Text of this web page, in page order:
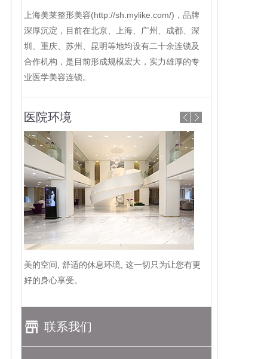
上海美莱整形美容(http://sh.mylike.com/)，品牌
深厚沉淀，目前在北京、上海、广州、成都、深
圳、重庆、苏州、昆明等地均设有二十余连锁及
合作机构，是目前形成规模宏大，实力雄厚的专
业医学美容连锁。
医院环境
美的空间, 舒适的休息环境, 这一切只为让您有更
好的身心享受。
联系我们